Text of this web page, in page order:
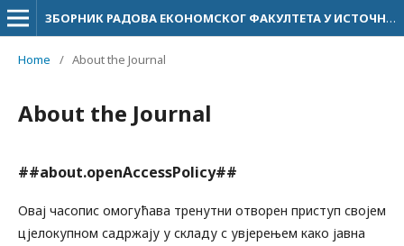
ЗБОРНИК РАДОВА ЕКОНОМСКОГ ФАКУЛТЕТА У ИСТОЧНОМ САРАЈЕВУ
Home / About the Journal
About the Journal
##about.openAccessPolicy##
Овај часопис омогућава тренутни отворен приступ својем
цјелокупном садржају у складу с увјерењем како јавна